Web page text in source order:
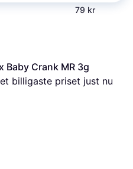
79 kr
Baby Crank MR 3g
billigaste priset just nu